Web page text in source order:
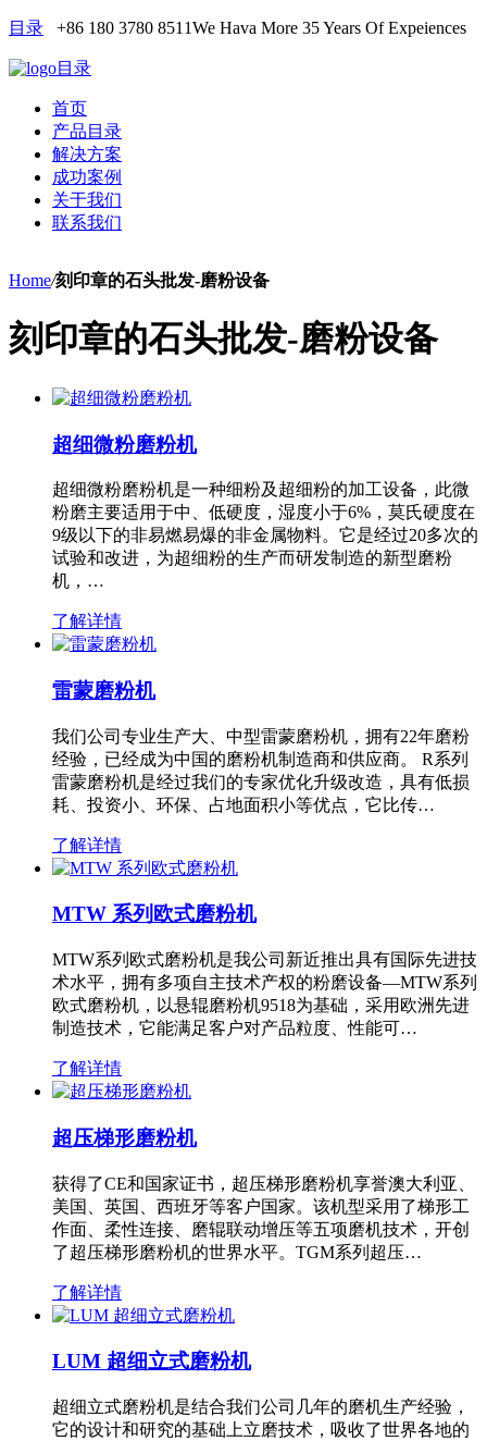
目录 +86 180 3780 8511We Hava More 35 Years Of Expeiences
目录
首页
产品目录
解决方案
成功案例
关于我们
联系我们
Home/刻印章的石头批发-磨粉设备
刻印章的石头批发-磨粉设备
超细微粉磨粉机
超细微粉磨粉机是一种细粉及超细粉的加工设备，此微
粉磨主要适用于中、低硬度，湿度小于6%，莫氏硬度在
9级以下的非易燃易爆的非金属物料。它是经过20多次的
试验和改进，为超细粉的生产而研发制造的新型磨粉
机，…
了解详情
雷蒙磨粉机
我们公司专业生产大、中型雷蒙磨粉机，拥有22年磨粉
经验，已经成为中国的磨粉机制造商和供应商。 R系列
雷蒙磨粉机是经过我们的专家优化升级改造，具有低损
耗、投资小、环保、占地面积小等优点，它比传…
了解详情
MTW 系列欧式磨粉机
MTW系列欧式磨粉机是我公司新近推出具有国际先进技
术水平，拥有多项自主技术产权的粉磨设备—MTW系列
欧式磨粉机，以悬辊磨粉机9518为基础，采用欧洲先进
制造技术，它能满足客户对产品粒度、性能可…
了解详情
超压梯形磨粉机
获得了CE和国家证书，超压梯形磨粉机享誉澳大利亚、
美国、英国、西班牙等客户国家。该机型采用了梯形工
作面、柔性连接、磨辊联动增压等五项磨机技术，开创
了超压梯形磨粉机的世界水平。TGM系列超压…
了解详情
LUM 超细立式磨粉机
超细立式磨粉机是结合我们公司几年的磨机生产经验，
它的设计和研究的基础上立磨技术，吸收了世界各地的